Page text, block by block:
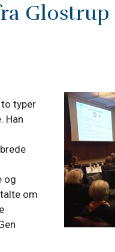
typer
Han
og
om